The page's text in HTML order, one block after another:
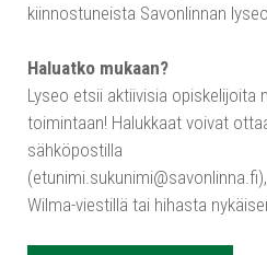
kiinnostuneista Savonlinnan
Haluatko mukaan?
Lyseo etsii aktiivisia opiskelijoita
toimintaan! Halukkaat voivat
sähköpostilla
(etunimi.sukunimi@savonlinna.fi),
Wilma-viestillä tai hihasta